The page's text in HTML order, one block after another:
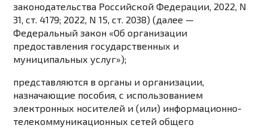
законодательства Российской Федерации, 2022, N
31, ст. 4179; 2022, N 15, ст. 2038) (далее —
Федеральный закон «Об организации
предоставления государственных и
муниципальных услуг»);
представляются в органы и организации,
назначающие пособия, с использованием
электронных носителей и (или) информационно-
телекоммуникационных сетей общего